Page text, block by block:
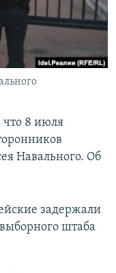
что 8 июля
Навального. Об
задержали
штаба